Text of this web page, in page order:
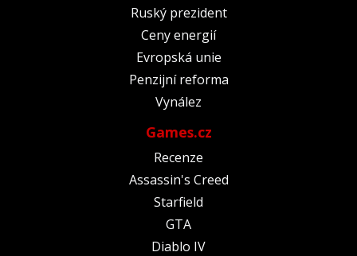
Ruský prezident
Ceny energií
Evropská unie
Penzijní reforma
Vynález
Games.cz
Recenze
Assassin's Creed
Starfield
GTA
Diablo IV